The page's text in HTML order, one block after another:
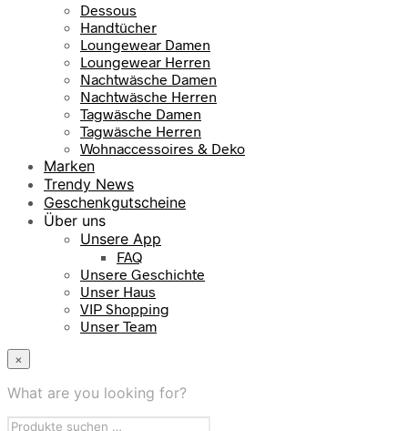
Dessous
Handtücher
Loungewear Damen
Loungewear Herren
Nachtwäsche Damen
Nachtwäsche Herren
Tagwäsche Damen
Tagwäsche Herren
Wohnaccessoires & Deko
Marken
Trendy News
Geschenkgutscheine
Über uns
Unsere App
FAQ
Unsere Geschichte
Unser Haus
VIP Shopping
Unser Team
×
What are you looking for?